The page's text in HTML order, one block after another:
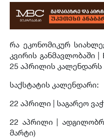
რა ეკონომიკურ
კვირის განმავლობაში |
25 აპრილის კალენდარს
საქსტატის კალენდარი:
22 აპრილი | საგარეო
22 აპრილი |
მარტი)